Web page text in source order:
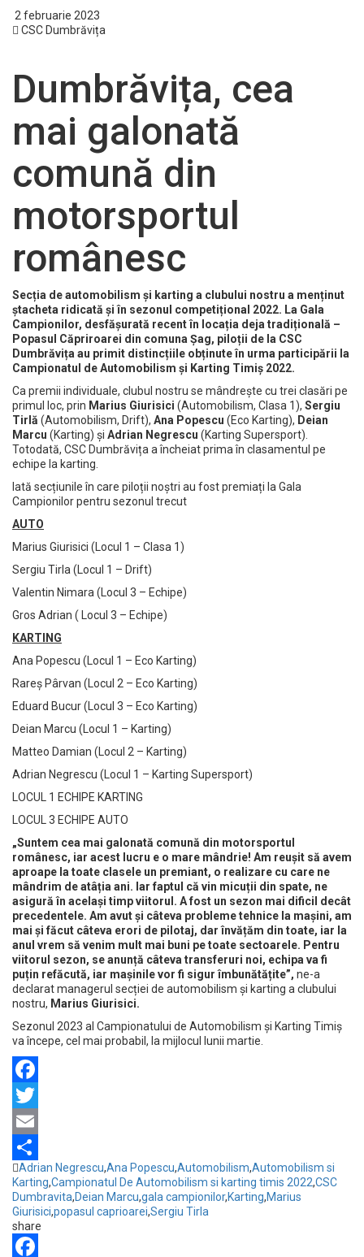
2 februarie 2023
CSC Dumbrăvița
Dumbrăvița, cea
mai galonată
comună din
motorsportul
românesc
Secția de automobilism și karting a clubului nostru a menținut
ștacheta ridicată și în sezonul competițional 2022. La Gala
Campionilor, desfășurată recent în locația deja tradițională –
Popasul Căpriroarei din comuna Șag, piloții de la CSC
Dumbrăvița au primit distincțiile obținute în urma participării la
Campionatul de Automobilism și Karting Timiș 2022.
Ca premii individuale, clubul nostru se mândrește cu trei clasări pe
primul loc, prin Marius Giurisici (Automobilism, Clasa 1), Sergiu
Tirlă (Automobilism, Drift), Ana Popescu (Eco Karting), Deian
Marcu (Karting) și Adrian Negrescu (Karting Supersport).
Totodată, CSC Dumbrăvița a încheiat prima în clasamentul pe
echipe la karting.
Iată secțiunile în care piloții noștri au fost premiați la Gala
Campionilor pentru sezonul trecut
AUTO
Marius Giurisici (Locul 1 – Clasa 1)
Sergiu Tirla (Locul 1 – Drift)
Valentin Nimara (Locul 3 – Echipe)
Gros Adrian ( Locul 3 – Echipe)
KARTING
Ana Popescu (Locul 1 – Eco Karting)
Rareș Pârvan (Locul 2 – Eco Karting)
Eduard Bucur (Locul 3 – Eco Karting)
Deian Marcu (Locul 1 – Karting)
Matteo Damian (Locul 2 – Karting)
Adrian Negrescu (Locul 1 – Karting Supersport)
LOCUL 1 ECHIPE KARTING
LOCUL 3 ECHIPE AUTO
„Suntem cea mai galonată comună din motorsportul
românesc, iar acest lucru e o mare mândrie! Am reușit să avem
aproape la toate clasele un premiant, o realizare cu care ne
mândrim de atâția ani. Iar faptul că vin micuții din spate, ne
asigură în același timp viitorul. A fost un sezon mai dificil decât
precedentele. Am avut și câteva probleme tehnice la mașini, am
mai și făcut câteva erori de pilotaj, dar învățăm din toate, iar la
anul vrem să venim mult mai buni pe toate sectoarele. Pentru
viitorul sezon, se anunță câteva transferuri noi, echipa va fi
puțin refăcută, iar mașinile vor fi sigur îmbunătățite”, ne-a
declarat managerul secției de automobilism și karting a clubului
nostru, Marius Giurisici.
Sezonul 2023 al Campionatului de Automobilism și Karting Timiș
va începe, cel mai probabil, la mijlocul lunii martie.
Facebook
Twitter
Email
Partajează
Adrian Negrescu,Ana Popescu,Automobilism,Automobilism si
Karting,Campionatul De Automobilism si karting timis 2022,CSC
Dumbravita,Deian Marcu,gala campionilor,Karting,Marius
Giurisici,popasul caprioarei,Sergiu Tirla
share